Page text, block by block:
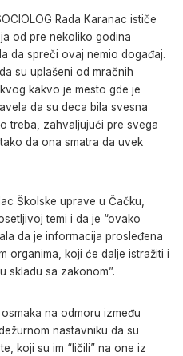
Rada Karanac ističe
od pre nekoliko godina
da spreči ovaj nemio događaj.
su uplašeni od mračnih
kakvo je mesto gde je
da su deca bila svesna
treba, zahvaljujući pre svega
da ona smatra da uvek
Školske uprave u Čačku,
temi i da je “ovako
da je informacija prosleđena
organima, koji će dalje istražiti i
skladu sa zakonom”.
na odmoru između
nastavniku da su
koji su im “ličili” na one iz